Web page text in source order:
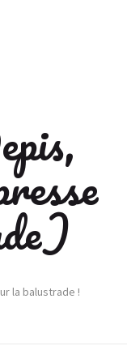
la balustrade !